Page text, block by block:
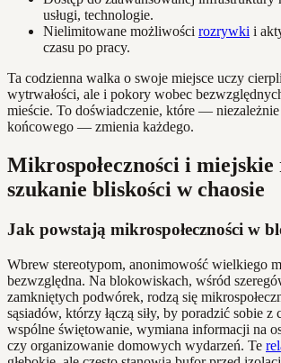
usługi, technologie.
Nielimitowane możliwości rozrywki i
czasu po pracy.
Ta codzienna walka o swoje miejsce uczy
wytrwałości, ale i pokory wobec
mieście. To doświadczenie, które —
końcowego — zmienia każdego.
Mikrospołeczności i miejskie
szukanie bliskości w chaosie
Jak powstają mikrospołeczności w
Wbrew stereotypom, anonimowość wielkiego
bezwzględna. Na blokowiskach, wśród
zamkniętych podwórek, rodzą się
sąsiadów, którzy łączą siły, by poradzić sobie z
wspólne świętowanie, wymiana informacji na
czy organizowanie domowych wydarzeń. Te